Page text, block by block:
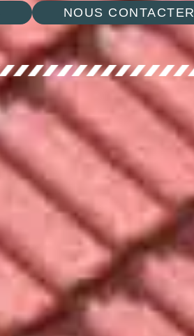
NOUS CONTACTER